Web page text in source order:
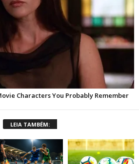
LEIA TAMBÉM: